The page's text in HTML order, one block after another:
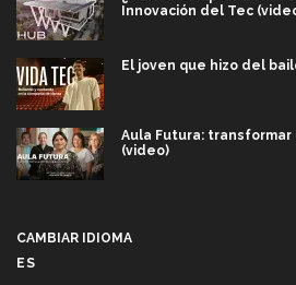
Innovación del Tec
El joven que hizo del
Aula Futura:
(video)
CAMBIAR IDIOMA
ES